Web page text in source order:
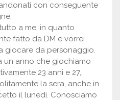
con conseguente
a me, in quanto
fatto da DM e vorrei
giocare da personaggio.
un anno che giochiamo
23 anni e 27,.
la sera, anche in
il lunedì. Conosciamo